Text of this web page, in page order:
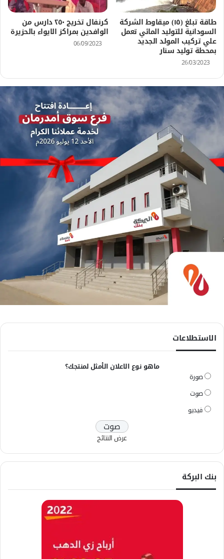
طاقة تبلغ (١٥) ميقاوط الشركة
السودانية للتوليد المائي تعمل
علي تركيب المولد الجديد
بمحطة توليد سنار
26/03/2023
كرنفال تخريج ٢٥٠ دارس من
الوافدين بمراكز الايواء بالحزيرة
06/09/2023
الاستطلاعات
ماهو نوع الاعلان الأمثل لمنتجك؟
صورة
صوت
فيديو
عرض النتائج
بنك البركة